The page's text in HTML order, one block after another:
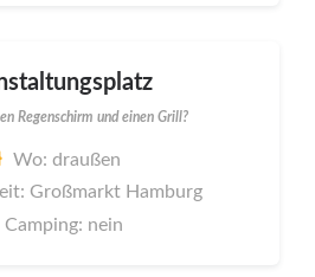
Regenschirm und einen Grill?
Wo: draußen
Großmarkt Hamburg
Camping: nein